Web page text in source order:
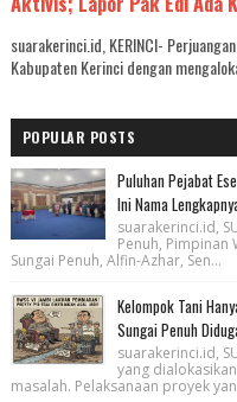
suarakerinci.id, KERINCI-
Kabupaten Kerinci dengan
POPULAR POSTS
Puluhan Pejabat
Ini Nama
suarakerinci.id,
Penuh, Pimpinan
Sungai Penuh, Alfin-Azhar, Sen...
Kelompok Tani
Sungai Penuh
suarakerinci.id,
yang
masalah. Pelaksanaan proyek